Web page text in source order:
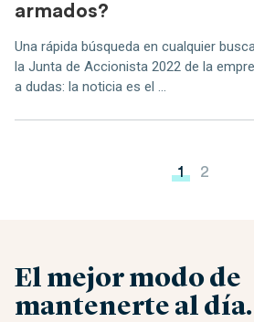
armados?
Una rápida búsqueda en cualquier
la Junta de Accionista 2022 de la
a dudas: la noticia es el ...
Paginación de
1 2
El mejor modo de
mantenerte al día.